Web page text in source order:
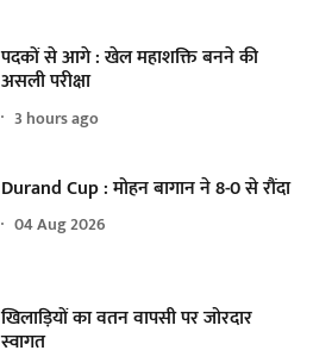
पदकों से आगे : खेल महाशक्ति बनने की
असली परीक्षा
3 hours ago
Durand Cup : मोहन बागान ने 8-0 से रौंदा
04 Aug 2026
खिलाड़ियों का वतन वापसी पर जोरदार
स्वागत